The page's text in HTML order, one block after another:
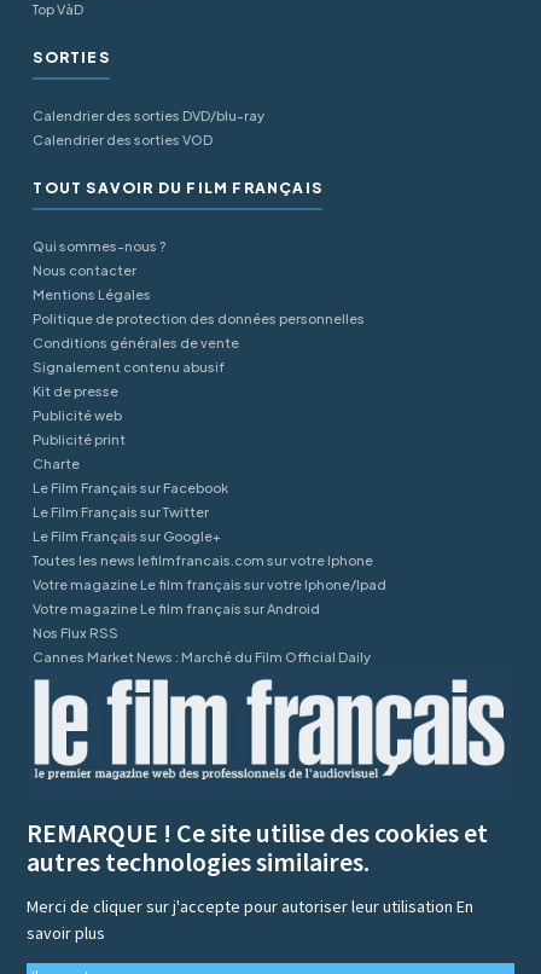
Top VàD
SORTIES
Calendrier des sorties DVD/blu-ray
Calendrier des sorties VOD
TOUT SAVOIR DU FILM FRANÇAIS
Qui sommes-nous ?
Nous contacter
Mentions Légales
Politique de protection des données personnelles
Conditions générales de vente
Signalement contenu abusif
Kit de presse
Publicité web
Publicité print
Charte
Le Film Français sur Facebook
Le Film Français sur Twitter
Le Film Français sur Google+
Toutes les news lefilmfrancais.com sur votre Iphone
Votre magazine Le film français sur votre Iphone/Ipad
Votre magazine Le film français sur Android
Nos Flux RSS
Cannes Market News : Marché du Film Official Daily
REMARQUE ! Ce site utilise des cookies et
autres technologies similaires.
Merci de cliquer sur j'accepte pour autoriser leur utilisationEn
savoir plus